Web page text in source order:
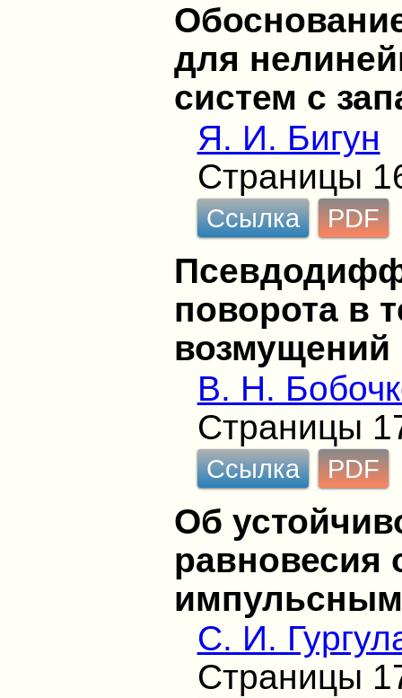
для
систем с
Я. И. Бигун
Страницы
Ссылка PDF
поворота в
возмущений
В. Н.
Страницы
Ссылка PDF
Об
равновесия
С. И.
Страницы